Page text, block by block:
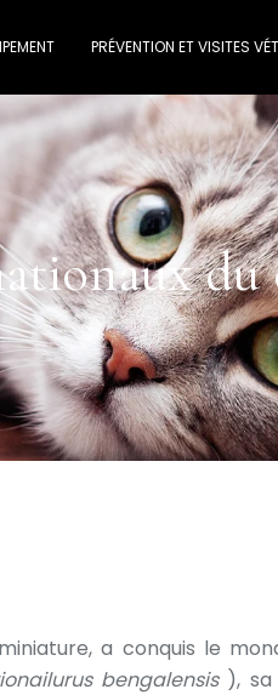
PRÉVENTION ET VISITES
du
a conquis le
bengalensis ),